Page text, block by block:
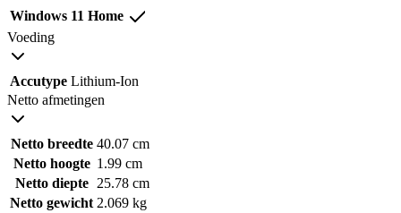
Windows 11 Home
Voeding
Accutype Lithium-Ion
Netto afmetingen
Netto breedte 40.07 cm
Netto hoogte 1.99 cm
Netto diepte
25.78 cm
Netto gewicht 2.069 kg